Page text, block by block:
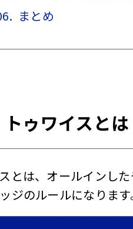
まとめ
トゥワイスとは
とは、オールインし
ジのルールになります